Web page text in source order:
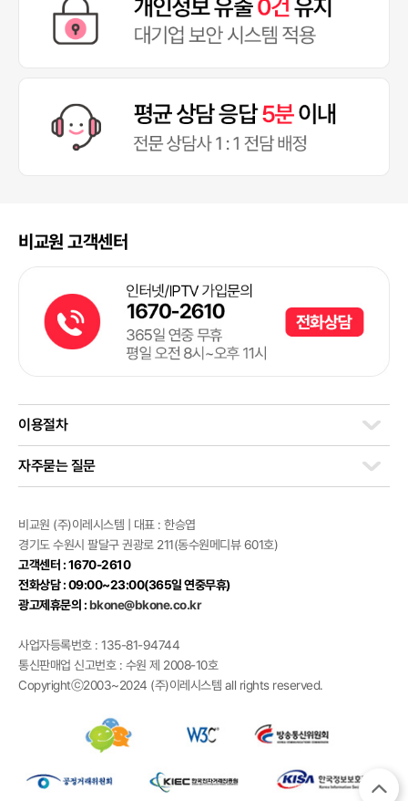
비교원 고객센터
이용절차
자주묻는 질문
비교원 (주)이레시스템 | 대표 : 한승엽
경기도 수원시 팔달구 권광로 211(동수원메디뷰 601호)
고객센터 : 1670-2610
전화상담 : 09:00~23:00(365일 연중무휴)
광고제휴문의 :bkone@bkone.co.kr
사업자등록번호 : 135-81-94744
통신판매업 신고번호 : 수원 제 2008-10호
Copyrightⓒ2003~2024 (주)이레시스템 all rights reserved.